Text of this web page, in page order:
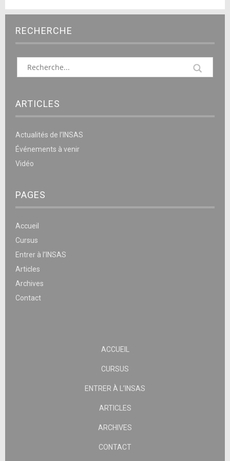
RECHERCHE
ARTICLES
Actualités de l’INSAS
Événements à venir
Vidéo
PAGES
Accueil
Cursus
Entrer à l’INSAS
Articles
Archives
Contact
ACCUEIL
CURSUS
ENTRER À L’INSAS
ARTICLES
ARCHIVES
CONTACT